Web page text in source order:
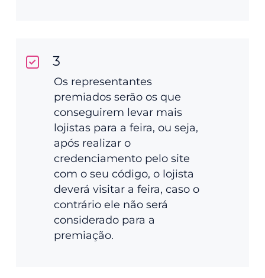
3
Os representantes
premiados serão os que
conseguirem levar mais
lojistas para a feira, ou seja,
após realizar o
credenciamento pelo site
com o seu código, o lojista
deverá visitar a feira, caso o
contrário ele não será
considerado para a
premiação.